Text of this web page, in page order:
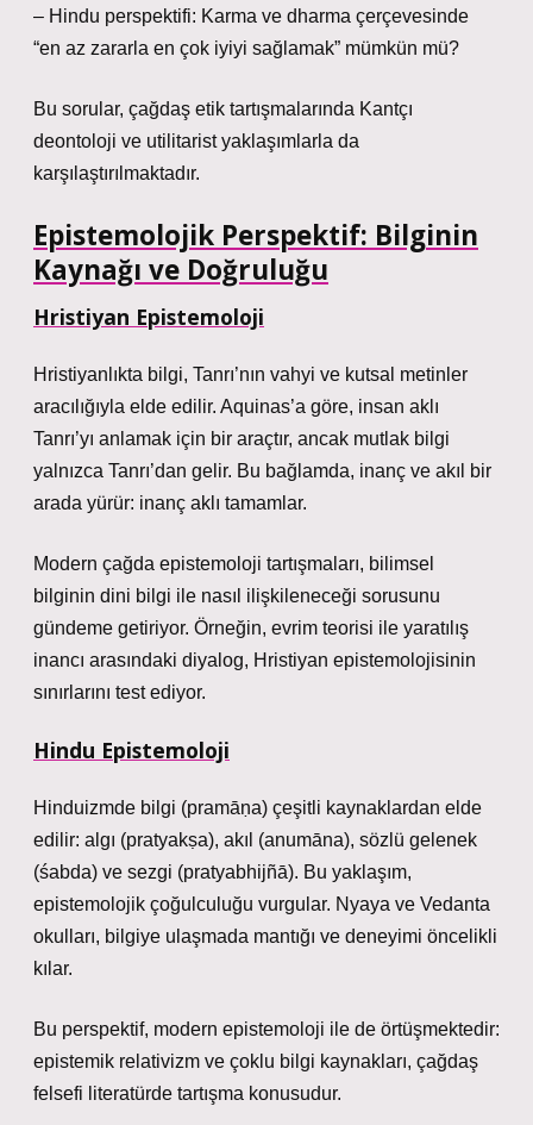
– Hindu perspektifi: Karma ve dharma çerçevesinde
“en az zararla en çok iyiyi sağlamak” mümkün mü?
Bu sorular, çağdaş etik tartışmalarında Kantçı
deontoloji ve utilitarist yaklaşımlarla da
karşılaştırılmaktadır.
Epistemolojik Perspektif: Bilginin
Kaynağı ve Doğruluğu
Hristiyan Epistemoloji
Hristiyanlıkta bilgi, Tanrı’nın vahyi ve kutsal metinler
aracılığıyla elde edilir. Aquinas’a göre, insan aklı
Tanrı’yı anlamak için bir araçtır, ancak mutlak bilgi
yalnızca Tanrı’dan gelir. Bu bağlamda, inanç ve akıl bir
arada yürür: inanç aklı tamamlar.
Modern çağda epistemoloji tartışmaları, bilimsel
bilginin dini bilgi ile nasıl ilişkileneceği sorusunu
gündeme getiriyor. Örneğin, evrim teorisi ile yaratılış
inancı arasındaki diyalog, Hristiyan epistemolojisinin
sınırlarını test ediyor.
Hindu Epistemoloji
Hinduizmde bilgi (pramāṇa) çeşitli kaynaklardan elde
edilir: algı (pratyakṣa), akıl (anumāna), sözlü gelenek
(śabda) ve sezgi (pratyabhijñā). Bu yaklaşım,
epistemolojik çoğulculuğu vurgular. Nyaya ve Vedanta
okulları, bilgiye ulaşmada mantığı ve deneyimi öncelikli
kılar.
Bu perspektif, modern epistemoloji ile de örtüşmektedir:
epistemik relativizm ve çoklu bilgi kaynakları, çağdaş
felsefi literatürde tartışma konusudur.